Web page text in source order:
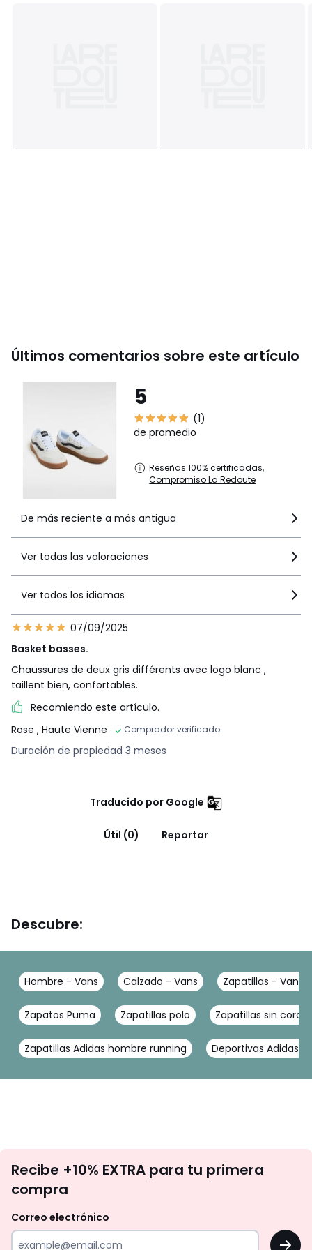
Últimos comentarios sobre este artículo
5
(1)
de promedio
Reseñas 100% certificadas,
Compromiso La Redoute
De más reciente a más antigua
Ver todas las valoraciones
Ver todos los idiomas
07/09/2025
Basket basses.
Chaussures de deux gris différents avec logo blanc ,
taillent bien, confortables.
Recomiendo este artículo.
Rose , Haute Vienne Comprador verificado
Duración de propiedad 3 meses
Traducido por Google
Útil (0) Reportar
Descubre:
Hombre - Vans Calzado - Vans Zapatillas - Vans
Zapatos Puma Zapatillas polo Zapatillas sin
Zapatillas Adidas hombre running Deportivas Adidas
te
tu
Recibe +10% EXTRA para tu primera
compra
Correo electrónico
OK